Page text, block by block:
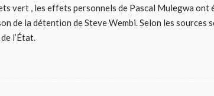
vert , les effets personnels de Pascal Mulegwa ont
de la détention de Steve Wembi. Selon les sources
l’État.